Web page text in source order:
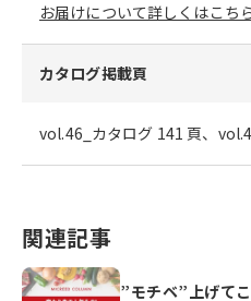
お届けについて詳しくはこち
カタログ掲載頁
vol.46_カタログ 141 頁、
関連記事
”モチベ”上げて